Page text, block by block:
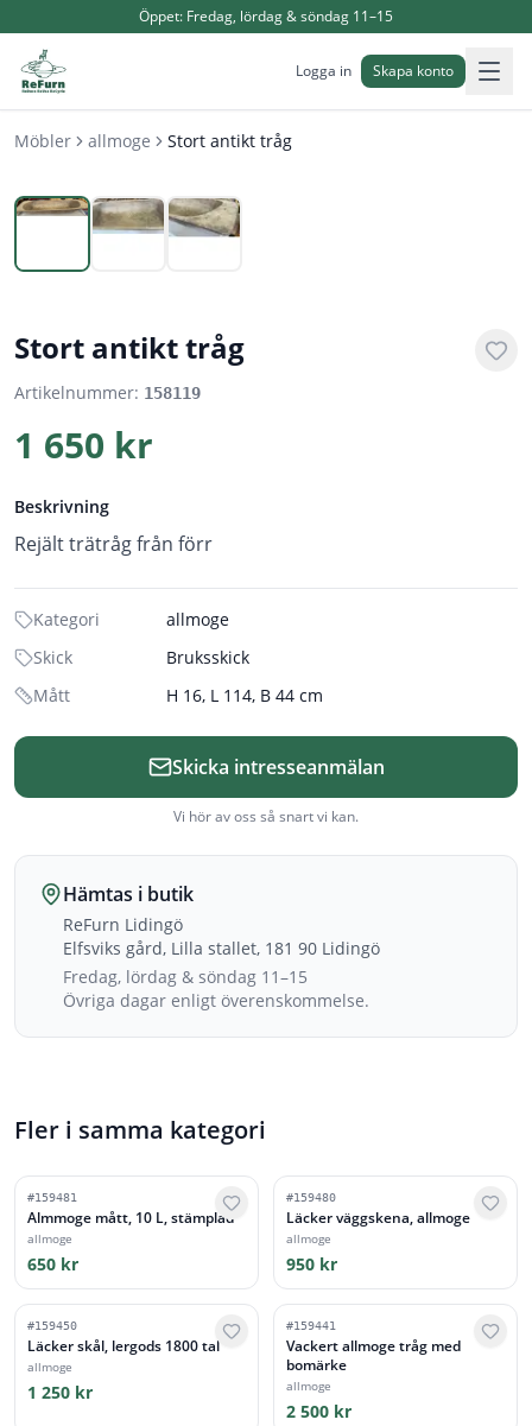
Öppet: Fredag, lördag & söndag 11–15
Logga in Skapa konto
Möbler allmoge Stort antikt tråg
Stort antikt tråg
Artikelnummer: 158119
1 650 kr
Beskrivning
Rejält trätråg från förr
Kategori
allmoge
Skick
Bruksskick
Mått
H 16, L 114, B 44 cm
Skicka intresseanmälan
Vi hör av oss så snart vi kan.
Hämtas i butik
ReFurn Lidingö
Elfsviks gård, Lilla stallet, 181 90 Lidingö
Fredag, lördag & söndag 11–15
Övriga dagar enligt överenskommelse.
Fler i samma kategori
#159481
Almmoge mått, 10 L, stämplad
allmoge
650 kr
#159480
Läcker väggskena, allmoge
allmoge
950 kr
#159450
Läcker skål, lergods 1800 tal
allmoge
1 250 kr
#159441
Vackert allmoge tråg med
bomärke
allmoge
2 500 kr